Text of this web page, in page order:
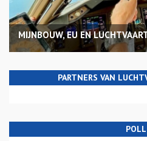
MIJNBOUW, EU EN
PARTNERS VAN
POLL